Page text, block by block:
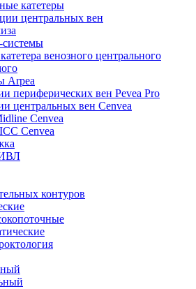
катетеры
центральных вен
венозного центрального
Arpea
периферических вен Pevea Pro
центральных вен Cenvea
Cenvea
Cenvea
контуров